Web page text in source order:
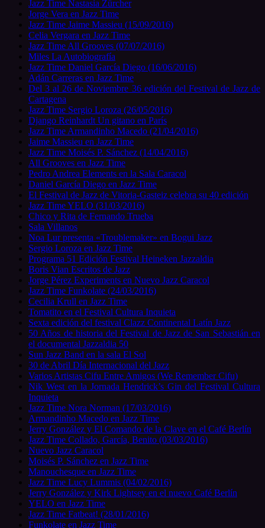
Jazz Time Nastasia Zürcher
Jorge Vera en Jazz Time
Jazz Time Jaime Massieu (15/09/2016)
Celia Vergara en Jazz Time
Jazz Time All Grooves (07/07/2016)
Miles La Autobiografía
Jazz Time Daniel García Diego (16/06/2016)
Adán Carreras en Jazz Time
Del 3 al 26 de Noviembre 36 edición del Festival de Jazz de
Cartagena
Jazz Time Sergio Loroza (26/05/2016)
Django Reinhardt Un gitano en París
Jazz Time Armandinho Macedo (21/04/2016)
Jaime Massieu en Jazz Time
Jazz Time Moisés P. Sánchez (14/04/2016)
All Grooves en Jazz Time
Pedro Andrea Elements en la Sala Caracol
Daniel García Diego en Jazz Time
El Festival de Jazz de Vitoria-Gasteiz celebra su 40 edición
Jazz Time YELO (31/03/2016)
Chico y Rita de Fernando Trueba
Sala Villanos
Noa Lur presenta «Troublemaker» en Bogui Jazz
Sergio Loroza en Jazz Time
Programa 51 Edición Festival Heineken Jazzaldia
Boris Vian Escritos de Jazz
Jorge Pérez Experiments en Nuevo Jazz Caracol
Jazz Time Funkolate (24/03/2016)
Cecilia Krull en Jazz Time
Tomatito en el Festival Cultura Inquieta
Sexta edición del festival Clazz Continental Latín Jazz
50 Años de historia del Festival de Jazz de San Sebastián en
el documental Jazzaldia 50
Sun Jazz Band en la sala El Sol
30 de Abril Día Internacional del Jazz
Varios Artistas Cifu Entre Amigos (We Remember Cifu)
Nik West en la Jornada Hendrick’s Gin del Festival Cultura
Inquieta
Jazz Time Nora Norman (17/03/2016)
Armandinho Macedo en Jazz Time
Jerry González y El Comando de la Clave en el Café Berlín
Jazz Time Collado, García, Benito (03/03/2016)
Nuevo Jazz Caracol
Moisés P. Sánchez en Jazz Time
Manouchesque en Jazz Time
Jazz Time Lucy Lummis (04/02/2016)
Jerry González y Kirk Lightsey en el nuevo Café Berlín
YELO en Jazz Time
Jazz Time Fatbeat! (28/01/2016)
Funkolate en Jazz Time